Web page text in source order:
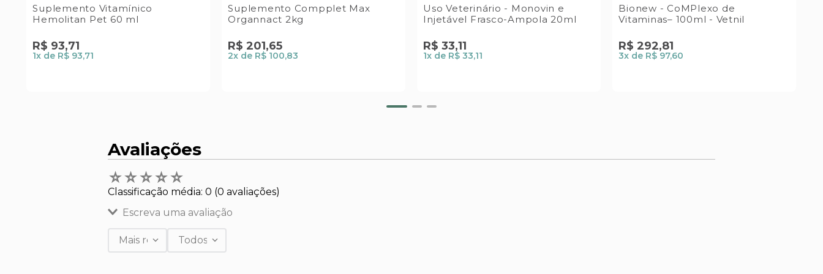
Suplemento Vitamínico
Hemolitan Pet 60 ml
R$ 93,71
1x de R$ 93,71
Suplemento Compplet Max
Organnact 2kg
R$ 201,65
2x de R$ 100,83
Uso Veterinário - Monovin e
Injetável Frasco-Ampola 20ml
R$ 33,11
1x de R$ 33,11
Bionew - CoMPlexo de
Vitaminas– 100ml - Vetnil
R$ 292,81
3x de R$ 97,60
Avaliações
☆☆☆☆☆
Classificação média: 0 (0 avaliações)
Escreva uma avaliação
Mais recentesTodos